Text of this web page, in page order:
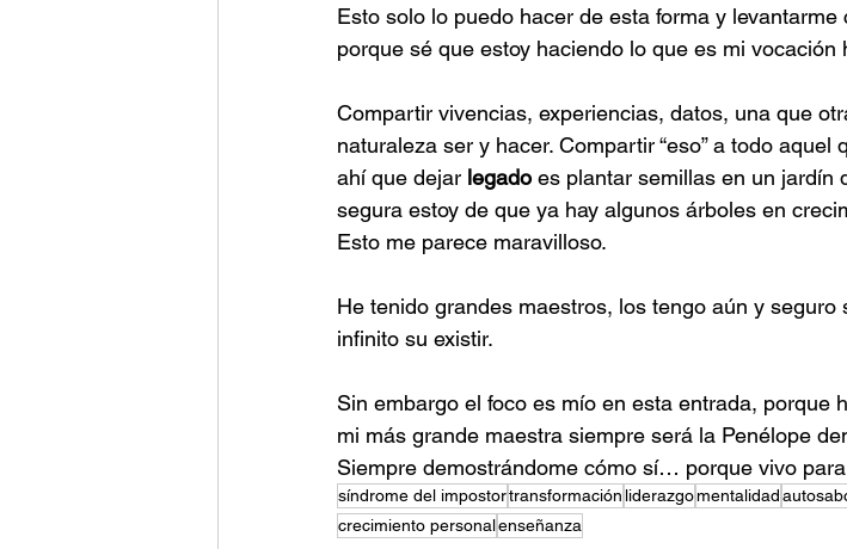
Esto solo lo puedo hacer de esta forma y
porque sé que estoy haciendo lo que es mi vocación
Compartir vivencias, experiencias, datos, una que
naturaleza ser y hacer. Compartir “eso” a todo
ahí que dejar legado es plantar semillas en un jardín
segura estoy de que ya hay algunos árboles en
Esto me parece maravilloso.
He tenido grandes maestros, los tengo aún y
infinito su existir.
Sin embargo el foco es mío en esta entrada, porque
mi más grande maestra siempre será la Penélope
Siempre demostrándome cómo sí… porque vivo
síndrome del impostortransformación liderazgomentalidad
crecimiento personalenseñanza